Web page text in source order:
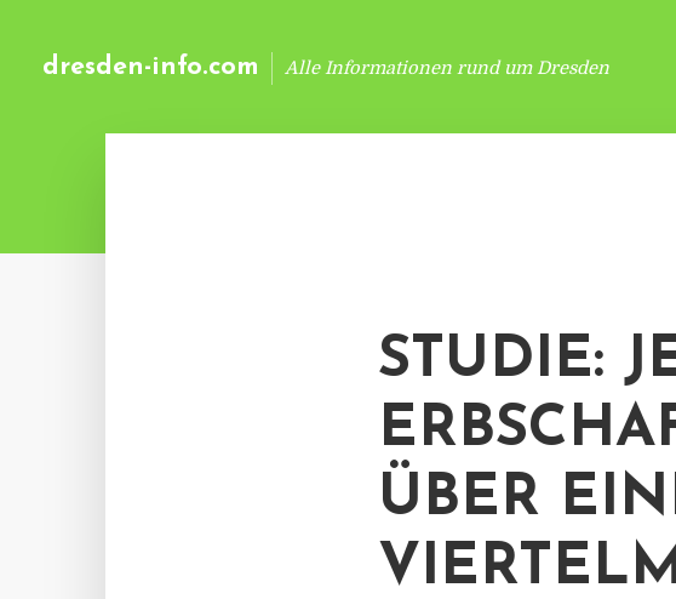
dresden-info.com Alle Informationen rund um Dresden
STUDIE:
ÜBER